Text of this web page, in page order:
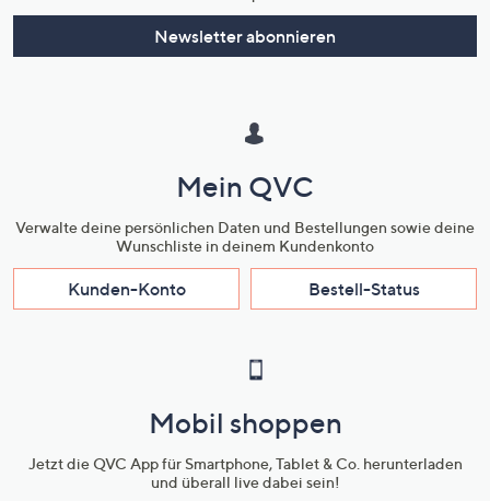
Newsletter abonnieren
Mein QVC
Verwalte deine persönlichen Daten und Bestellungen sowie deine
Wunschliste in deinem Kundenkonto
Kunden-Konto Bestell-Status
Mobil shoppen
Jetzt die QVC App für Smartphone, Tablet & Co. herunterladen
und überall live dabei sein!